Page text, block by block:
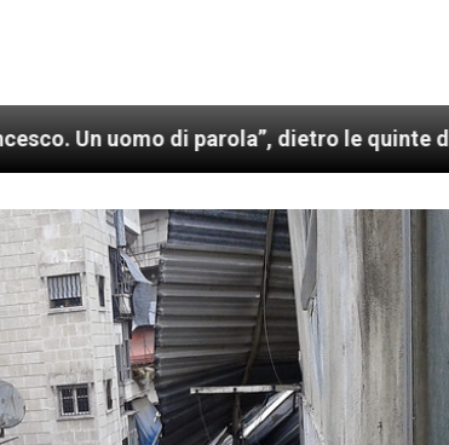
di parola”, dietro le quinte dell’omonimo